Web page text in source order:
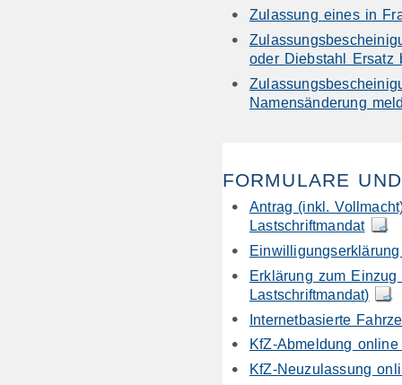
Zulassung eines in
oder Diebstahl Ersatz
Namensänderung
FORMULARE
Antrag (inkl.
Lastschriftmandat
Erklärung zum
Lastschriftmandat)
Internetbasierte
KfZ-Abmeldung
KfZ-Neuzulassung